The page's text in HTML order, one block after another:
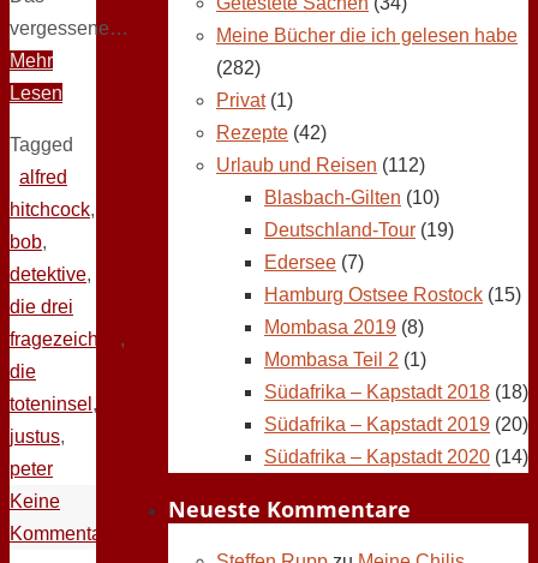
vergessene…
Mehr
Lesen
Tagged
alfred
hitchcock,
bob,
detektive,
die drei
fragezeichen ,
die
toteninsel ,
justus,
peter
Keine
Kommentare
Meine Bücher die ich gelesen habe
(282)
Privat(1)
Rezepte (42)
Urlaub und Reisen (112)
Blasbach-Gilten (10)
Deutschland-Tour (19)
Edersee (7)
Hamburg Ostsee Rostock (15)
Mombasa 2019 (8)
Mombasa Teil 2 (1)
Südafrika – Kapstadt 2018 (18)
Südafrika – Kapstadt 2019 (20)
Südafrika – Kapstadt 2020 (14)
Neueste Kommentare